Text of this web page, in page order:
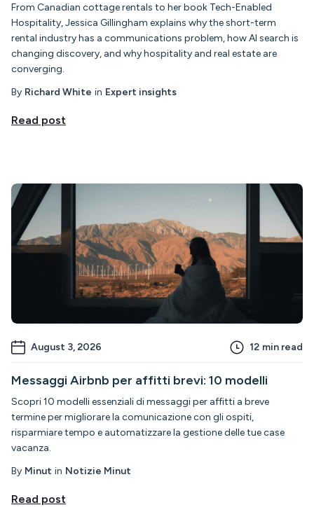
From Canadian cottage rentals to her book Tech-Enabled
Hospitality, Jessica Gillingham explains why the short-term
rental industry has a communications problem, how AI search is
changing discovery, and why hospitality and real estate are
converging.
By Richard White in Expert insights
Read post
August 3, 2026 12 min read
Messaggi Airbnb per affitti brevi: 10 modelli
Scopri 10 modelli essenziali di messaggi per affitti a breve
termine per migliorare la comunicazione con gli ospiti,
risparmiare tempo e automatizzare la gestione delle tue case
vacanza.
By Minut in Notizie Minut
Read post